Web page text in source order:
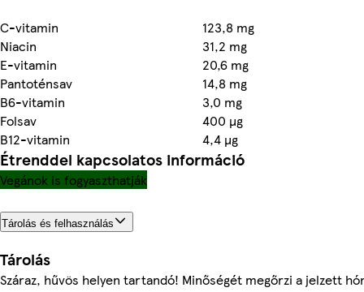
C-vitamin
123,8 mg
Niacin
31,2 mg
E-vitamin
20,6 mg
Pantoténsav
14,8 mg
B6-vitamin
3,0 mg
Folsav
400 µg
B12-vitamin
4,4 µg
Étrenddel kapcsolatos információ
Vegánok is fogyaszthatják
Tárolás és felhasználás
Tárolás
Száraz, hűvös helyen tartandó! Minőségét megőrzi a jelzett